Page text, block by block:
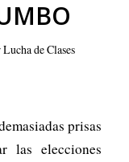
Lucha de Clases
prisas
las elecciones